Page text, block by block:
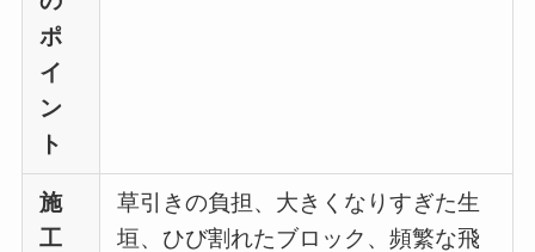
ポ
イ
ン
ト
施
工
草引きの負担、大きくなりすぎた生
垣、ひび割れたブロック、頻繁な飛